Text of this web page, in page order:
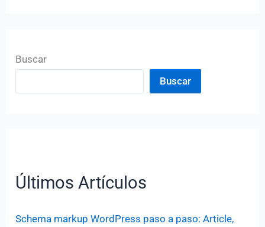
Buscar
Buscar
Últimos Artículos
Schema markup WordPress paso a paso: Article,